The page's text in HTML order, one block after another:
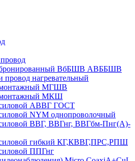
бронированный ВбБШВ АВББШВ
провод нагревательный
монтажный МГШВ
монтажный МКШ
АВВГ ГОСТ
NYM однопроволочный
ВВГ, ВВГнг, ВВГбм-Пнг(А)-
гибкий КГ,КВВГ,ПРС,РПШ
ППГнг